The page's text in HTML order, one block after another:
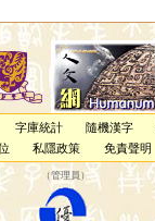
字庫統計 隨機漢字
私隱政策 免責聲明
（管理員 ）